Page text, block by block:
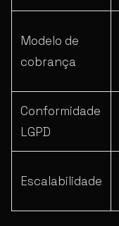
Modelo de
cobrança
Conformidade
LGPD
Escalabilidade